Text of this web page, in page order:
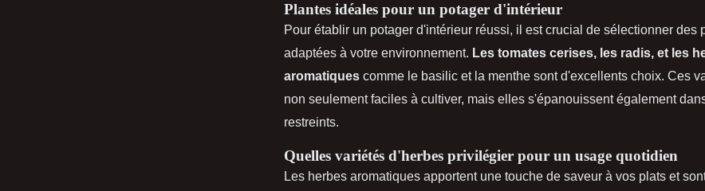
Plantes idéales pour un potager d'intérieur
Pour établir un potager d'intérieur réussi, il est crucial de sélectionner des
adaptées à votre environnement. Les tomates cerises, les radis, et les
aromatiques comme le basilic et la menthe sont d'excellents choix. Ces
non seulement faciles à cultiver, mais elles s'épanouissent également
restreints.
Quelles variétés d'herbes privilégier pour un usage quotidien
Les herbes aromatiques apportent une touche de saveur à vos plats et